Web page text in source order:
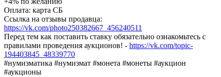
Оплата: карта СБ
Ссылка на отзывы продавца:
https://vk.com/photo250382667_456240511
Перед тем как поставить ставку обязательно ознакомьтесь с
правилами проведения аукционов! - https://vk.com/topic-
194403845_48339770
#нумизматика #нумизмат #монета #монеты #аукцион
#аукционы